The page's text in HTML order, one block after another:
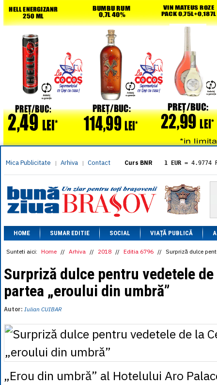
Mica Publicitate | Arhiva | Contact Curs BNR 1 EUR = 4.9774
= 5.8304
1 XAU= 464.4611
1 AED= 1.1933
1 AUD= 2.7957
1 BGN= 2.5449
1 CAD= 3.1559
1 CHF= 5.2813
1 CNY= 0.6015
1 DKK
= 0.6668
1 EGP= 0.0860
1 HUF
1 MXN
= 0.2227
1 NOK= 0.4191
1 RSD= 0.0425
1 RUB= 0.0530
1 SEK= 0.4526
HOME SUMAR EDITIE SOCIAL VIAȚĂ PUBLICĂ
Sunteti aici: Home // Arhiva // 2018 // Editia 6796 // Surpriză dulce
Surpriză dulce pentru vedetele
partea „eroului din umbră”
Autor: Iulian CUIBAR
„Erou din umbră” al Hotelului Aro